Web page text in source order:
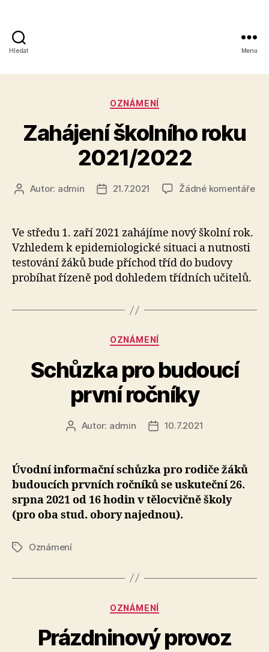
Hledat
akademie,
Kolín
IV,
Kutnohorská
41
Menu
Rubriky
OZNÁMENÍ
Zahájení školního roku
2021/2022
AutorAutor: admin
Datum
21.7.2021 Žádné komentářeu
Ve středu 1. zaří 2021 zahájíme nový školní rok.
Vzhledem k epidemiologické situaci a nutnosti
testování žáků bude příchod tříd do budovy
probíhat řízeně pod dohledem třídních učitelů.
Rubriky
OZNÁMENÍ
Schůzka pro budoucí
první ročníky
AutorAutor: admin
Datum
10.7.2021
Úvodní informační schůzka pro rodiče žáků
budoucích prvních ročníků se uskuteční 26.
srpna 2021 od 16 hodin v tělocvičně školy
(pro oba stud. obory najednou).
ŠtítkyOznámení
Rubriky
OZNÁMENÍ
Prázdninový provoz